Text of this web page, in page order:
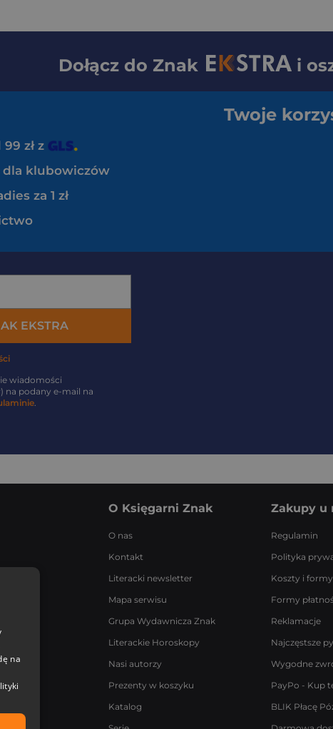
Dołącz do Znak i
Twoje
zł z
dla klubowiczów
za 1 zł
EKSTRA
wiadomości
na podany e-mail na
.
O Księgarni Znak
O nas
Kontakt
Literacki newsletter
Mapa serwisu
Grupa Wydawnicza Znak
Literackie Horoskopy
Nasi autorzy
Prezenty w koszyku
Katalog
Zakupy u
Regulamin
Polityka
Koszty i
Formy
Reklamacje
Najczęstsze
Wygodne
PayPo - Kup
BLIK Płacę
na